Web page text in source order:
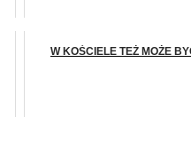
W KOŚCIELE TEŻ MOŻE